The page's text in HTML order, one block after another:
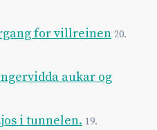
for villreinen 20.
aukar og
i tunnelen. 19.